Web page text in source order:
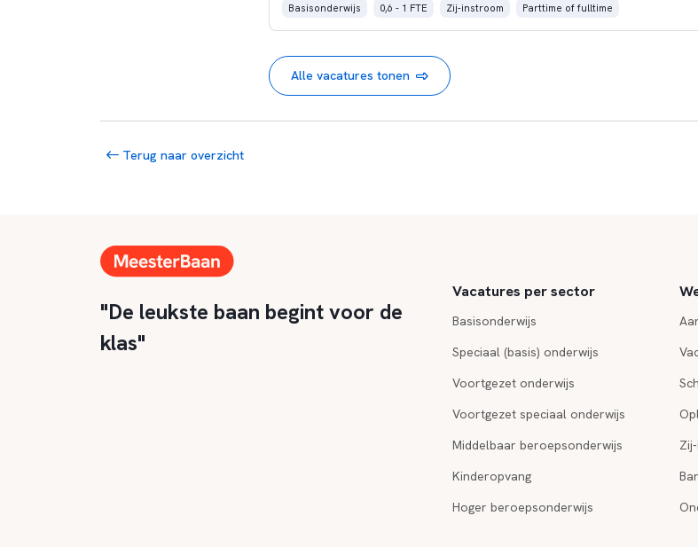
Basisonderwijs 0,6 - 1 FTE Zij-instroom Parttime of fulltime
Alle vacatures tonen
Terug naar overzicht
"De leukste baan begint voor de
klas"
Vacatures per sector
Basisonderwijs
Speciaal (basis) onderwijs
Voortgezet onderwijs
Voortgezet speciaal onderwijs
Middelbaar beroepsonderwijs
Kinderopvang
Hoger beroepsonderwijs